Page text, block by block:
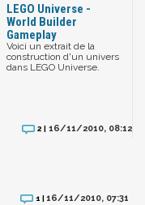
LEGO Universe -
World Builder
Gameplay
Voici un extrait de la
construction d'un univers
dans LEGO Universe.
2 | 16/11/2010, 08:12
1 |16/11/2010, 07:31